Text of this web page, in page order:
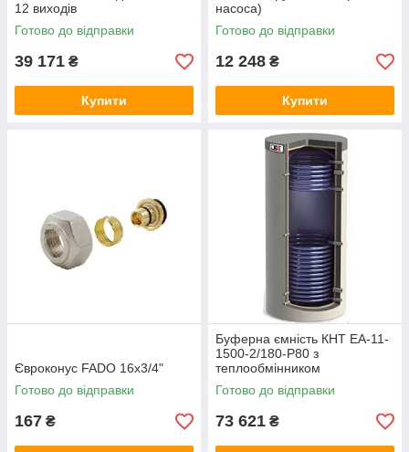
12 виходів
Готово до відправки
39 171 ₴
Купити
насоса)
Готово до відправки
12 248 ₴
Купити
Євроконус FADO 16x3/4"
Готово до відправки
167 ₴
Буферна ємність КНТ ЕА-11-
1500-2/180-P80 з
теплообмінником
Готово до відправки
73 621 ₴